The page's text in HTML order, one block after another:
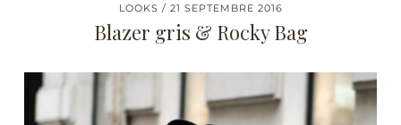
LOOKS 21 SEPTEMBRE 2016
Blazer gris & Rocky Bag